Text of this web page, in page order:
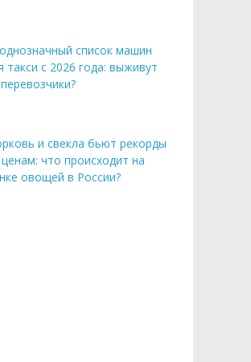
список машин
такси с 2026 года: выживут
и свекла бьют рекорды
что происходит на
овощей в России?